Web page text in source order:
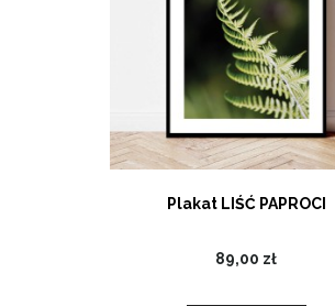
Plakat LIŚĆ PAPROCI
89,00 zł